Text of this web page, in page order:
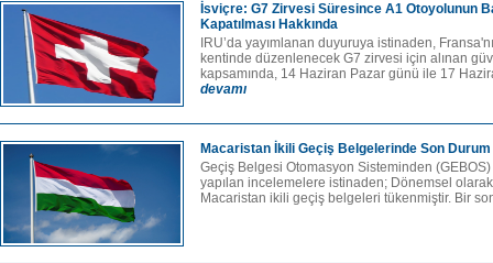
İsviçre: G7 Zirvesi Süresince A1 Otoyolunun
Kapatılması Hakkında
IRU’da yayımlanan duyuruya istinaden,
kentinde düzenlenecek G7 zirvesi için alınan
kapsamında, 14 Haziran Pazar günü ile 17
devamı
Macaristan İkili Geçiş Belgelerinde Son Durum
Geçiş Belgesi Otomasyon Sisteminden
yapılan incelemelere istinaden; Dönemsel olarak
Macaristan ikili geçiş belgeleri tükenmiştir. Bir